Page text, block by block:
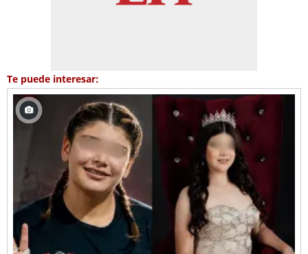
Te puede interesar: